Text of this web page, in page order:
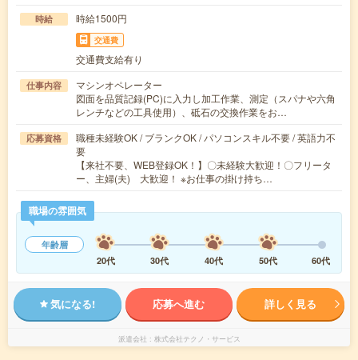
時給 時給1500円
交通費
交通費支給有り
仕事内容
マシンオペレーター
図面を品質記録(PC)に入力し加工作業、測定（スパナや六角
レンチなどの工具使用）、砥石の交換作業をお…
応募資格
職種未経験OK / ブランクOK / パソコンスキル不要 / 英語力不
要
【来社不要、WEB登録OK！】〇未経験大歓迎！〇フリータ
ー、主婦(夫) 大歓迎！ ※お仕事の掛け持ち…
職場の雰囲気
年齢層
20代
30代 40代 50代 60代
気になる! 応募へ進む 詳しく見る
派遣会社 株式会社テクノ・サービス